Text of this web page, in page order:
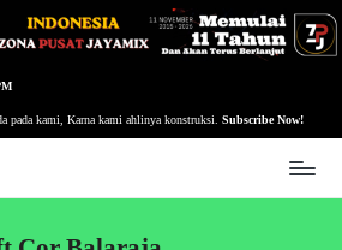
pada kami, Karna kami ahlinya konstruksi. Subscribe Now!